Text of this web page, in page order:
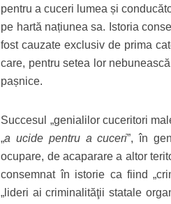
pentru a cuceri lumea și
pe hartă națiunea sa. Istoria
fost cauzate exclusiv de prima
care, pentru setea lor
pașnice.
Succesul „genialilor cuceritori
„a ucide pentru a cuceri”, în
ocupare, de acaparare a altor
consemnat în istorie ca fiind
„lideri ai criminalităţii statale